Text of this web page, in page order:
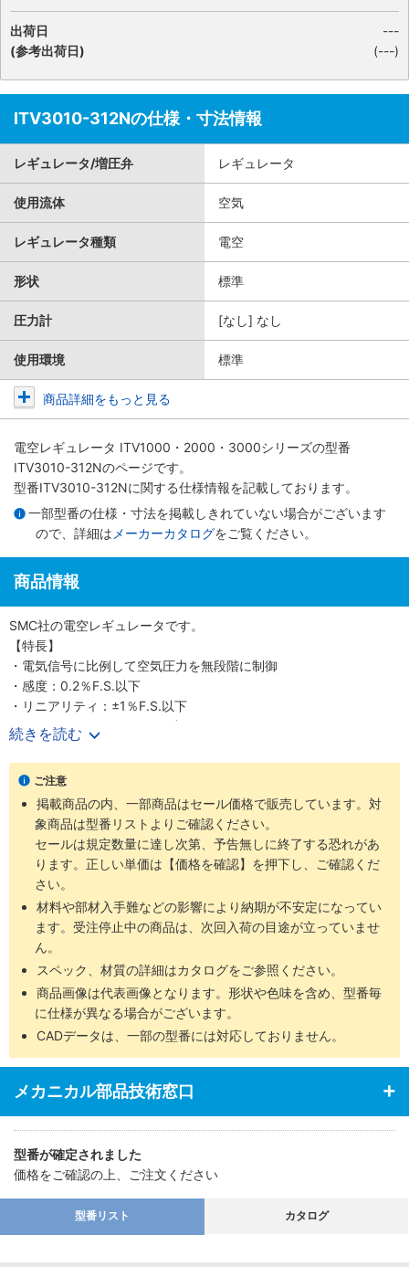
出荷日
(参考出荷日)
---
(---)
ITV3010-312Nの仕様・寸法情報
レギュレータ/増圧弁 レギュレータ
使用流体 空気
レギュレータ種類 電空
形状 標準
圧力計 [なし] なし
使用環境 標準
商品詳細をもっと見る
電空レギュレータ ITV1000・2000・3000シリーズの型番
ITV3010-312Nのページです。
型番ITV3010-312Nに関する仕様情報を記載しております。
一部型番の仕様・寸法を掲載しきれていない場合がございます
ので、詳細は メーカーカタログをご覧ください。
商品情報
SMC社の電空レギュレータです。
【特長】
・電気信号に比例して空気圧力を無段階に制御
・感度：0.2％F.S.以下
・リニアリティ：±1％F.S.以下
・ヒステリシス：0.5％F.S.以下
・保護構造：IP65
・2方向のケーブル取出しが可能
・ノングリース仕様（ITV1000シリーズ）
・通信：CC-Link、DeviceNet（R）、PROFIBUS DP、RS-232C
続きを読む
ご注意
掲載商品の内、一部商品はセール価格で販売しています。対
象商品は型番リストよりご確認ください。
セールは規定数量に達し次第、予告無しに終了する恐れがあ
ります。正しい単価は【価格を確認】を押下し、ご確認くだ
さい。
材料や部材入手難などの影響により納期が不安定になってい
ます。受注停止中の商品は、次回入荷の目途が立っていませ
ん。
スペック、材質の詳細はカタログをご参照ください。
商品画像は代表画像となります。形状や色味を含め、型番毎
に仕様が異なる場合がございます。
CADデータは、一部の型番には対応しておりません。
メカニカル部品技術窓口
型番が確定されました
価格をご確認の上、ご注文ください
型番リスト カタログ